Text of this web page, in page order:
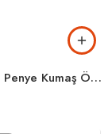
Elora Krem Penye Kumaş Örgü İpi